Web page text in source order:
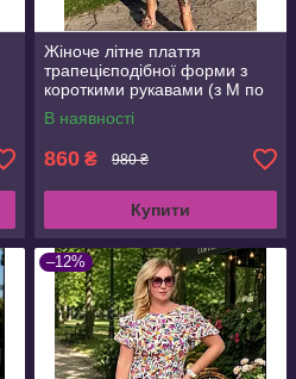
Жіноче літне плаття
трапецієподібної форми з
короткими рукавами (з M по
3XL)
В наявності
860 ₴ 980 ₴
Купити
–12%